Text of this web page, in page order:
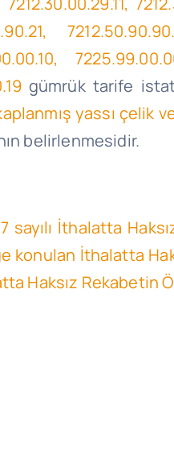
gümrük tarife
yassı çelik
belirlenmesidir.
İthalatta
konulan İthalatta
Haksız Rekabetin